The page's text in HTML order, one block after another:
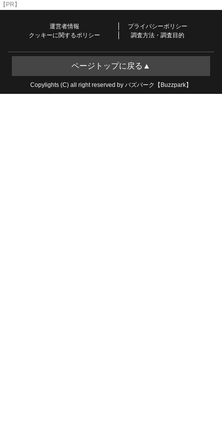
【PR】
運営者情報
プライバシーポリシー
クッキーに関するポリシー
調査方法・調査目的
ページトップに戻る▲
Copylights (C) all right reserved by バズパーク【Buzzpark】